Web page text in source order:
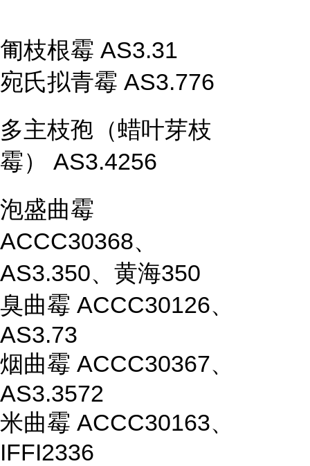
匍枝根霉 AS3.31
宛氏拟青霉 AS3.776
多主枝孢（蜡叶芽枝
霉） AS3.4256
泡盛曲霉
ACCC30368、
AS3.350、黄海350
臭曲霉 ACCC30126、
AS3.73
烟曲霉 ACCC30367、
AS3.3572
米曲霉 ACCC30163、
IFFI2336